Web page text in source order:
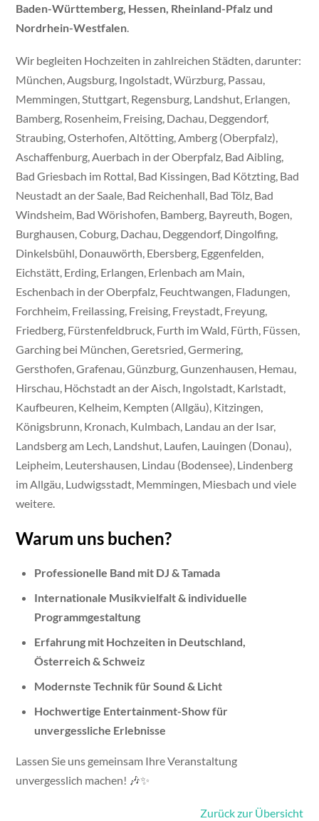
Baden-Württemberg, Hessen, Rheinland-Pfalz und
Nordrhein-Westfalen.
Wir begleiten Hochzeiten in zahlreichen Städten, darunter:
München, Augsburg, Ingolstadt, Würzburg, Passau,
Memmingen, Stuttgart, Regensburg, Landshut, Erlangen,
Bamberg, Rosenheim, Freising, Dachau, Deggendorf,
Straubing, Osterhofen, Altötting, Amberg (Oberpfalz),
Aschaffenburg, Auerbach in der Oberpfalz, Bad Aibling,
Bad Griesbach im Rottal, Bad Kissingen, Bad Kötzting, Bad
Neustadt an der Saale, Bad Reichenhall, Bad Tölz, Bad
Windsheim, Bad Wörishofen, Bamberg, Bayreuth, Bogen,
Burghausen, Coburg, Dachau, Deggendorf, Dingolfing,
Dinkelsbühl, Donauwörth, Ebersberg, Eggenfelden,
Eichstätt, Erding, Erlangen, Erlenbach am Main,
Eschenbach in der Oberpfalz, Feuchtwangen, Fladungen,
Forchheim, Freilassing, Freising, Freystadt, Freyung,
Friedberg, Fürstenfeldbruck, Furth im Wald, Fürth, Füssen,
Garching bei München, Geretsried, Germering,
Gersthofen, Grafenau, Günzburg, Gunzenhausen, Hemau,
Hirschau, Höchstadt an der Aisch, Ingolstadt, Karlstadt,
Kaufbeuren, Kelheim, Kempten (Allgäu), Kitzingen,
Königsbrunn, Kronach, Kulmbach, Landau an der Isar,
Landsberg am Lech, Landshut, Laufen, Lauingen (Donau),
Leipheim, Leutershausen, Lindau (Bodensee), Lindenberg
im Allgäu, Ludwigsstadt, Memmingen, Miesbach und viele
weitere.
Warum uns buchen?
Professionelle Band mit DJ & Tamada
Internationale Musikvielfalt & individuelle
Programmgestaltung
Erfahrung mit Hochzeiten in Deutschland,
Österreich & Schweiz
Modernste Technik für Sound & Licht
Hochwertige Entertainment-Show für
unvergessliche Erlebnisse
Lassen Sie uns gemeinsam Ihre Veranstaltung
unvergesslich machen! 🎶✨
Zurück zur Übersicht